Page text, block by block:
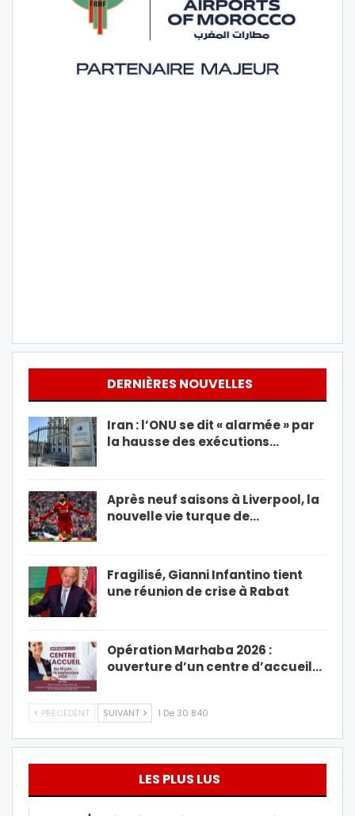
DERNIÈRES NOUVELLES
Iran : l’ONU se dit « alarmée » par
la hausse des exécutions…
Après neuf saisons à Liverpool, la
nouvelle vie turque de…
Fragilisé, Gianni Infantino tient
une réunion de crise à Rabat
Opération Marhaba 2026 :
ouverture d’un centre d’accueil…
PRÉCÉDENT SUIVANT 1 De 30 840
LES PLUS LUS